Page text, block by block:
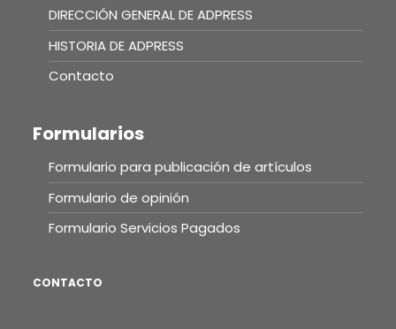
DIRECCIÓN GENERAL DE ADPRESS
HISTORIA DE ADPRESS
Contacto
Formularios
Formulario para publicación de artículos
Formulario de opinión
Formulario Servicios Pagados
CONTACTO